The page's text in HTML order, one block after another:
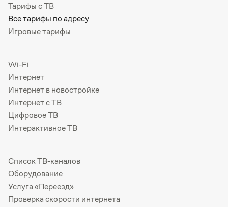
Тарифы с ТВ
Все тарифы по адресу
Игровые тарифы
Wi-Fi
Интернет
Интернет в новостройке
Интернет с ТВ
Цифровое ТВ
Интерактивное ТВ
Список ТВ-каналов
Оборудование
Услуга «Переезд»
Проверка скорости интернета